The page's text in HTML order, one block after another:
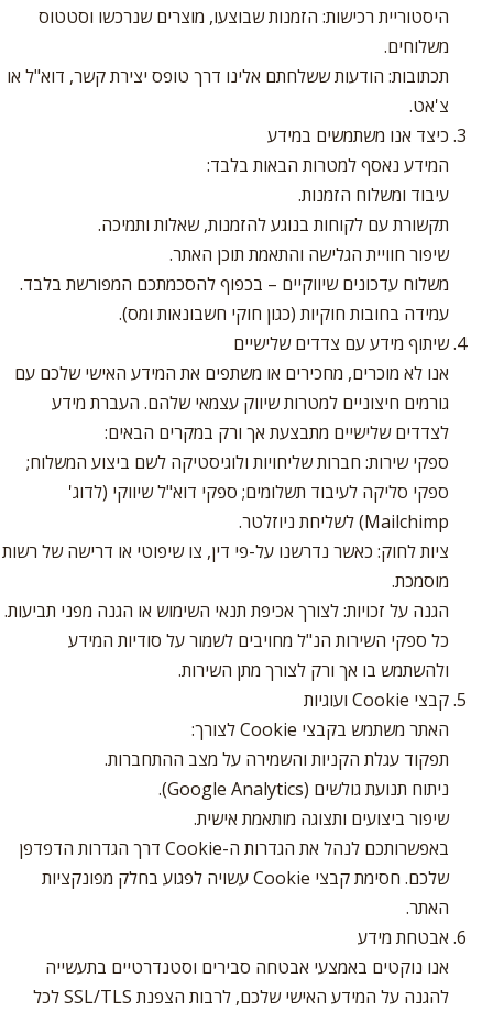
היסטוריית רכישות: הזמנות שבוצעו, מוצרים שנרכשו וסטטוס
משלוחים.
תכתובות: הודעות ששלחתם אלינו דרך טופס יצירת קשר, דוא"ל או
צ'אט.
כיצד אנו משתמשים במידע
המידע נאסף למטרות הבאות בלבד:
עיבוד ומשלוח הזמנות.
תקשורת עם לקוחות בנוגע להזמנות, שאלות ותמיכה.
שיפור חוויית הגלישה והתאמת תוכן האתר.
משלוח עדכונים שיווקיים – בכפוף להסכמתכם המפורשת בלבד.
עמידה בחובות חוקיות (כגון חוקי חשבונאות ומס).
שיתוף מידע עם צדדים שלישיים
אנו לא מוכרים, מחכירים או משתפים את המידע האישי שלכם עם
גורמים חיצוניים למטרות שיווק עצמאי שלהם. העברת מידע
לצדדים שלישיים מתבצעת אך ורק במקרים הבאים:
ספקי שירות: חברות שליחויות ולוגיסטיקה לשם ביצוע המשלוח;
ספקי סליקה לעיבוד תשלומים; ספקי דוא"ל שיווקי (לדוג'
Mailchimp) לשליחת ניוזלטר.
ציות לחוק: כאשר נדרשנו על-פי דין, צו שיפוטי או דרישה של רשות
מוסמכת.
הגנה על זכויות: לצורך אכיפת תנאי השימוש או הגנה מפני תביעות.
כל ספקי השירות הנ"ל מחויבים לשמור על סודיות המידע
ולהשתמש בו אך ורק לצורך מתן השירות.
קבצי Cookie ועוגיות
האתר משתמש בקבצי Cookie לצורך:
תפקוד עגלת הקניות והשמירה על מצב ההתחברות.
ניתוח תנועת גולשים (Google Analytics).
שיפור ביצועים ותצוגה מותאמת אישית.
באפשרותכם לנהל את הגדרות ה-Cookie דרך הגדרות הדפדפן
שלכם. חסימת קבצי Cookie עשויה לפגוע בחלק מפונקציות
האתר.
אבטחת מידע
אנו נוקטים באמצעי אבטחה סבירים וסטנדרטיים בתעשייה
להגנה על המידע האישי שלכם, לרבות הצפנת SSL/TLS לכל